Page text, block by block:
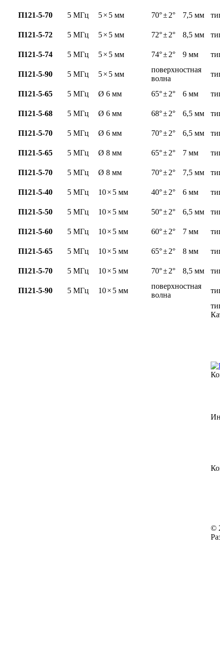
П121-5-70 5 МГц 5× 5 мм 70°± 2° 7,5 мм
П121-5-72 5 МГц 5× 5 мм 72°± 2° 8,5 мм
П121-5-74 5 МГц 5× 5 мм 74°± 2° 9 мм
П121-5-90 5 МГц 5× 5 мм
поверхностная
волна
П121-5-65 5 МГц Ø 6 мм 65°± 2° 6 мм
П121-5-68 5 МГц Ø 6 мм 68°± 2° 6,5 мм
П121-5-70 5 МГц Ø 6 мм 70°± 2° 6,5 мм
П121-5-65 5 МГц Ø 8 мм 65°± 2° 7 мм
П121-5-70 5 МГц Ø 8 мм 70°± 2° 7,5 мм
П121-5-40 5 МГц 10× 5 мм 40°± 2° 6 мм
П121-5-50 5 МГц 10× 5 мм 50°± 2° 6,5 мм
П121-5-60 5 МГц 10× 5 мм 60°± 2° 7 мм
П121-5-65 5 МГц 10× 5 мм 65°± 2° 8 мм
П121-5-70 5 МГц 10× 5 мм 70°± 2° 8,5 мм
П121-5-90 5 МГц 10× 5 мм
поверхностная
волна
©